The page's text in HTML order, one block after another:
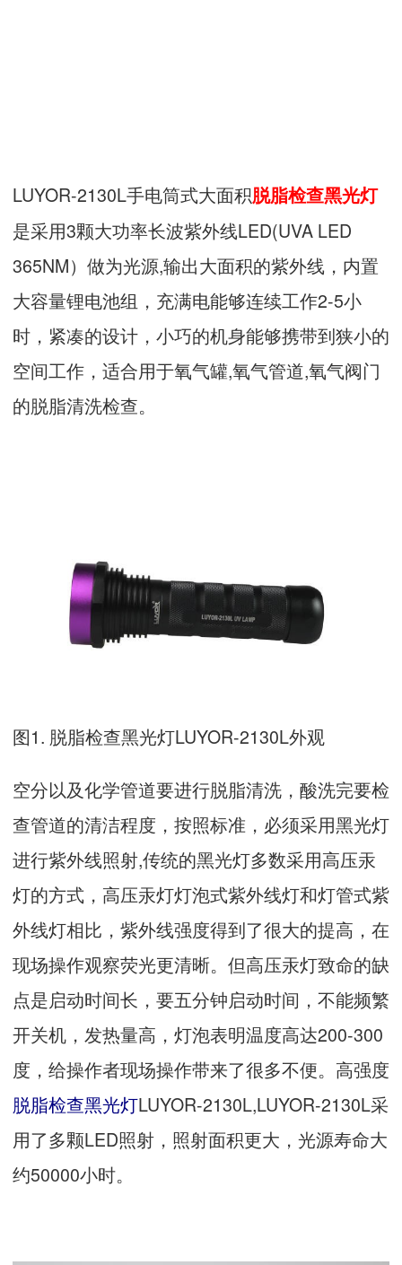
LUYOR-2130L手电筒式大面积脱脂检查黑光灯
是采用3颗大功率长波紫外线LED(UVA LED
365NM）做为光源,输出大面积的紫外线，内置
大容量锂电池组，充满电能够连续工作2-5小
时，紧凑的设计，小巧的机身能够携带到狭小的
空间工作，适合用于氧气罐,氧气管道,氧气阀门
的脱脂清洗检查。
图1. 脱脂检查黑光灯LUYOR-2130L外观
空分以及化学管道要进行脱脂清洗，酸洗完要检
查管道的清洁程度，按照标准，必须采用黑光灯
进行紫外线照射,传统的黑光灯多数采用高压汞
灯的方式，高压汞灯灯泡式紫外线灯和灯管式紫
外线灯相比，紫外线强度得到了很大的提高，在
现场操作观察荧光更清晰。但高压汞灯致命的缺
点是启动时间长，要五分钟启动时间，不能频繁
开关机，发热量高，灯泡表明温度高达200-300
度，给操作者现场操作带来了很多不便。高强度
脱脂检查黑光灯LUYOR-2130L,LUYOR-2130L采
用了多颗LED照射，照射面积更大，光源寿命大
约50000小时。